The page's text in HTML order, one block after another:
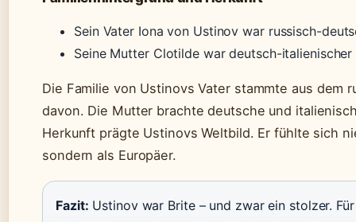
Sein Vater Iona von Ustinov war russisch-
Seine Mutter Clotilde war deutsch-
Die Familie von Ustinovs Vater stammte aus dem
davon. Die Mutter brachte deutsche und
Herkunft prägte Ustinovs Weltbild. Er fühlte sich
sondern als Europäer.
Fazit: Ustinov war Brite – und zwar ein stolzer.